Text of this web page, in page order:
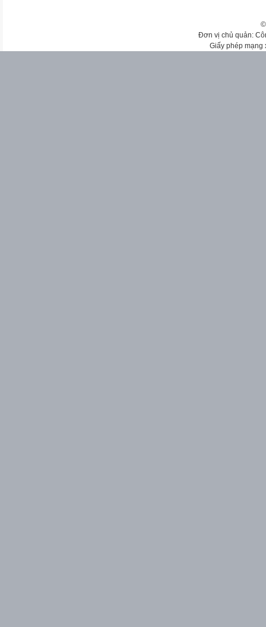
Đơn vị chủ quản:
Giấy phép mạng